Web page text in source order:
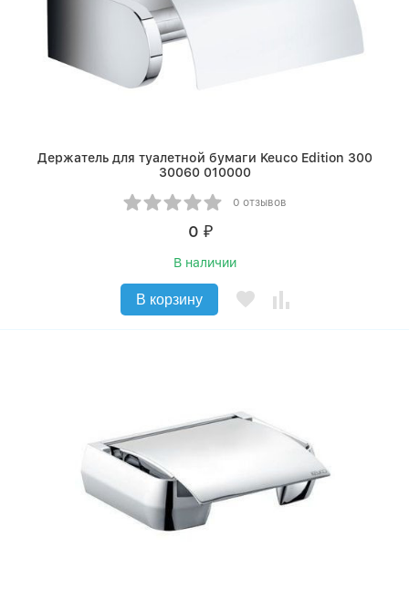
Держатель для туалетной бумаги Keuco Edition 300
30060 010000
0 отзывов
0 ₽
В наличии
В корзину